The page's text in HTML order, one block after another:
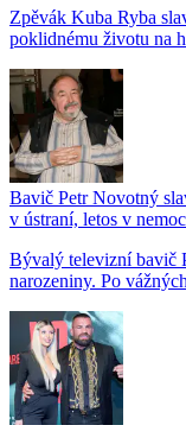
Zpěvák Kuba Ryba
poklidnému životu na
Bavič Petr Novotný
v ústraní, letos v
Bývalý televizní bavič
narozeniny. Po